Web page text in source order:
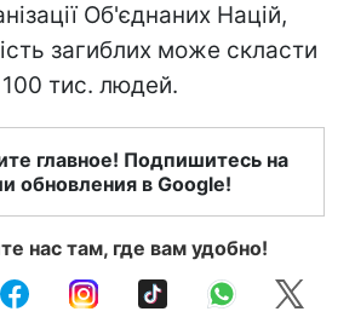
Об'єднаних Націй,
загиблих може скласти
тис. людей.
главное! Подпишитесь на
обновления в Google!
нас там, где вам удобно!